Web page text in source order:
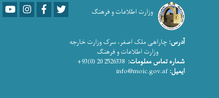
وزارت اطلاعات و فرهنگ YoutubeLinkedInFacebook
آدرس: چاراهی ملک اصغر، سرک وزارت خارجه
وزارت اطلاعات و فرهنگ
شماره تماس معلومات:
ایمیل: